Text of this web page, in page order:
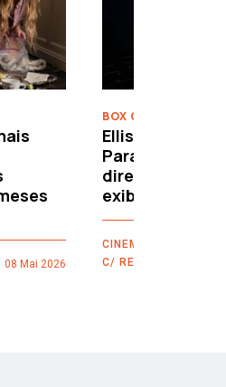
08 Mai 2026
BOX OFFICE
Ellison leva o
directamente
exibidores
CINEMAX - RTP
C/ REUTERS